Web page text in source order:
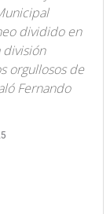
dividido en
división
orgullosos de
Fernando